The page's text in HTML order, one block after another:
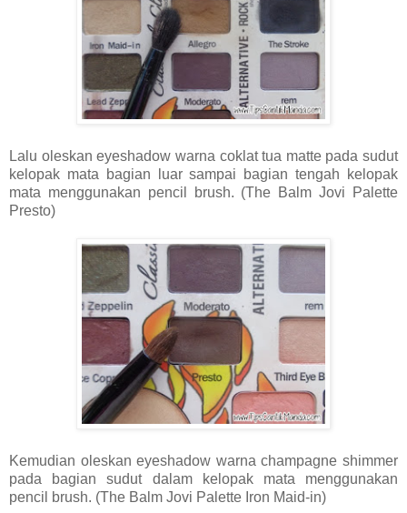
Lalu oleskan eyeshadow warna coklat tua matte pada sudut
kelopak mata bagian luar sampai bagian tengah kelopak
mata menggunakan pencil brush. (The Balm Jovi Palette
Presto)
Kemudian oleskan eyeshadow warna champagne shimmer
pada bagian sudut dalam kelopak mata menggunakan
pencil brush. (The Balm Jovi Palette Iron Maid-in)